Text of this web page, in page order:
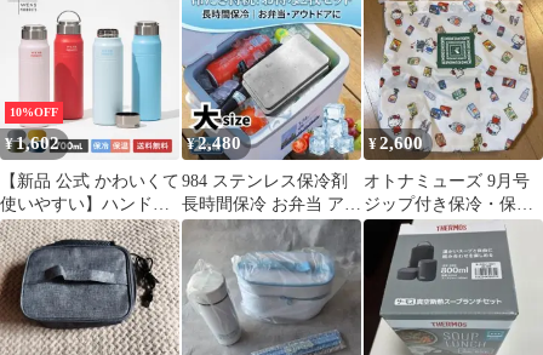
上被服 332
パック ウォーターボト
ル 保冷 保温 アウトド
ア スポーツ 1134185
10%OFF
¥1,602
【新品 公式 かわいくて
使いやすい】ハンドル
付き アトラス 水筒
700ml マグボトル アウ
トドア キャンプ ステン
レス 保温保冷 / AWPB-
701
¥2,480
984 ステンレス保冷剤
長時間保冷 お弁当 アウ
トドア クーラーボック
¥2,600
オトナミューズ 9月号
ジップ付き保冷・保温
バッグ ハローキティ×
紀ノ国屋